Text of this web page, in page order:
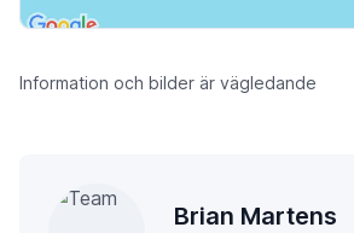
Information och bilder är vägledande
Brian Martens